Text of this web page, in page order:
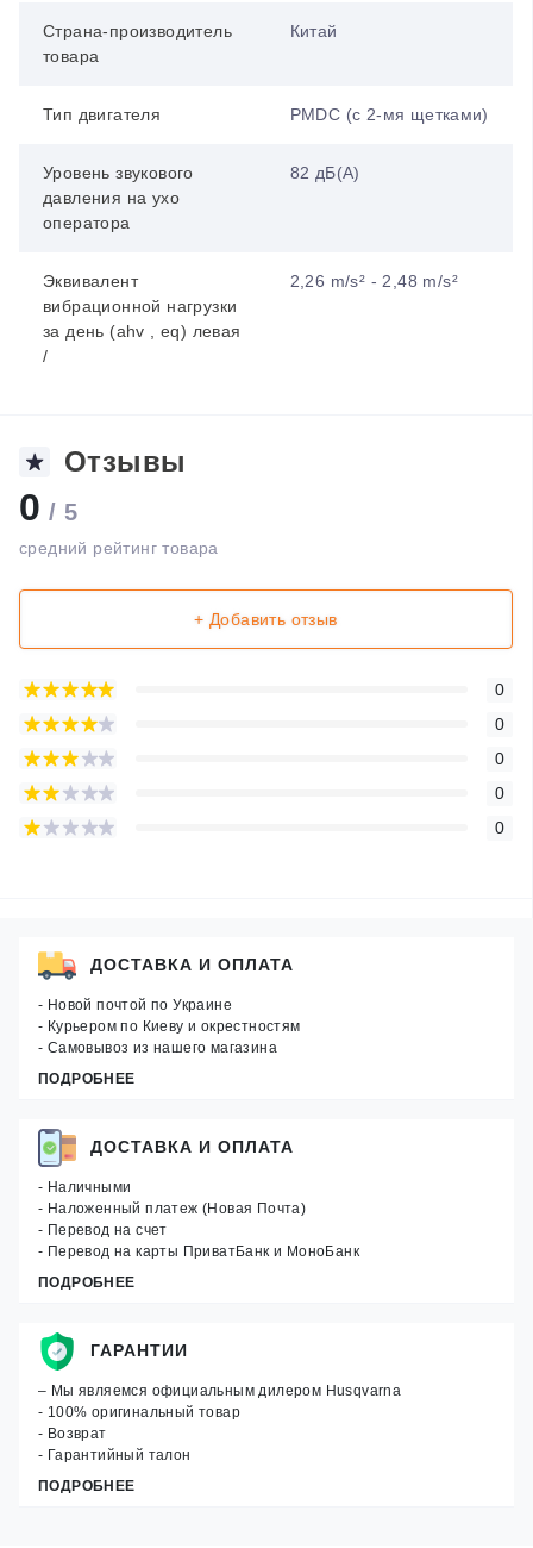
Страна-производитель
товара
Китай
Тип двигателя PMDC (с 2-мя щетками)
Уровень звукового
давления на ухо
оператора
82 дБ(А)
Эквивалент
вибрационной нагрузки
за день (ahv , eq) левая
/
2,26 m/s² - 2,48 m/s²
Отзывы
0 / 5
средний рейтинг товара
+ Добавить отзыв
0
0
0
0
0
ДОСТАВКА И ОПЛАТА
- Новой почтой по Украине
- Курьером по Киеву и окрестностям
- Самовывоз из нашего магазина
ПОДРОБНЕЕ
ДОСТАВКА И ОПЛАТА
- Наличными
- Наложенный платеж (Новая Почта)
- Перевод на счет
- Перевод на карты ПриватБанк и МоноБанк
ПОДРОБНЕЕ
ГАРАНТИИ
– Мы являемся официальным дилером Husqvarna
- 100% оригинальный товар
- Возврат
- Гарантийный талон
ПОДРОБНЕЕ